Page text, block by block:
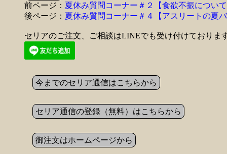
前ページ： 夏休み質問コーナー＃２【食欲不振について
後ページ： 夏休み質問コーナー＃４【アスリートの夏バ
セリアのご注文、ご相談はLINEでも受け付けております
今までのセリア通信はこちらから
セリア通信の登録（無料）はこちらから
御注文はホームページから